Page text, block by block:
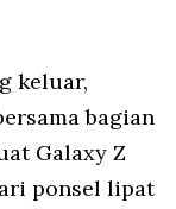
keluar,
bagian
Galaxy Z
ponsel lipat